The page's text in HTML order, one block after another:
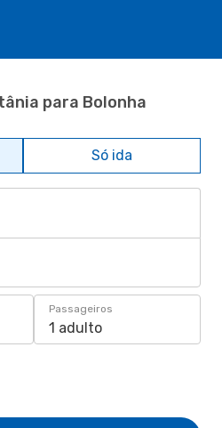
para Bolonha
Só ida
Passageiros
1 adulto